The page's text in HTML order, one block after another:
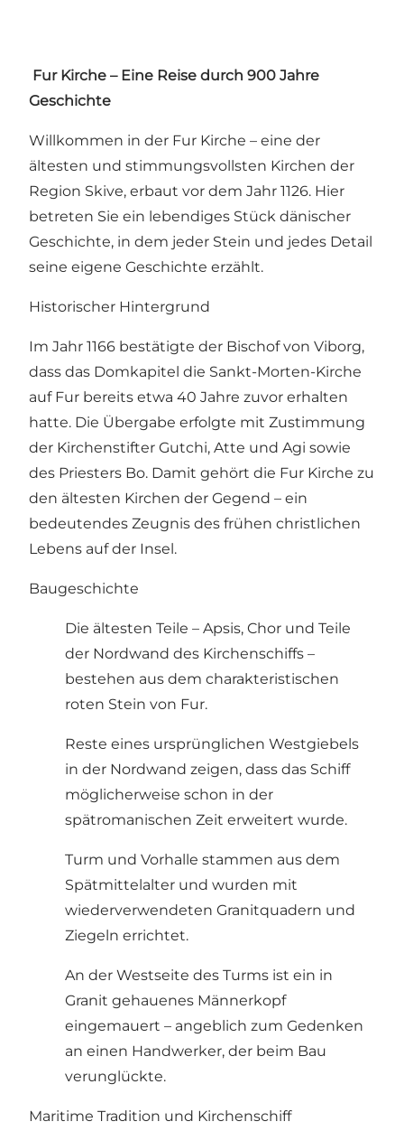
Fur Kirche – Eine Reise durch 900 Jahre
Geschichte
Willkommen in der Fur Kirche – eine der
ältesten und stimmungsvollsten Kirchen der
Region Skive, erbaut vor dem Jahr 1126. Hier
betreten Sie ein lebendiges Stück dänischer
Geschichte, in dem jeder Stein und jedes Detail
seine eigene Geschichte erzählt.
Historischer Hintergrund
Im Jahr 1166 bestätigte der Bischof von Viborg,
dass das Domkapitel die Sankt-Morten-Kirche
auf Fur bereits etwa 40 Jahre zuvor erhalten
hatte. Die Übergabe erfolgte mit Zustimmung
der Kirchenstifter Gutchi, Atte und Agi sowie
des Priesters Bo. Damit gehört die Fur Kirche zu
den ältesten Kirchen der Gegend – ein
bedeutendes Zeugnis des frühen christlichen
Lebens auf der Insel.
Baugeschichte
Die ältesten Teile – Apsis, Chor und Teile
der Nordwand des Kirchenschiffs –
bestehen aus dem charakteristischen
roten Stein von Fur.
Reste eines ursprünglichen Westgiebels
in der Nordwand zeigen, dass das Schiff
möglicherweise schon in der
spätromanischen Zeit erweitert wurde.
Turm und Vorhalle stammen aus dem
Spätmittelalter und wurden mit
wiederverwendeten Granitquadern und
Ziegeln errichtet.
An der Westseite des Turms ist ein in
Granit gehauenes Männerkopf
eingemauert – angeblich zum Gedenken
an einen Handwerker, der beim Bau
verunglückte.
Maritime Tradition und Kirchenschiff